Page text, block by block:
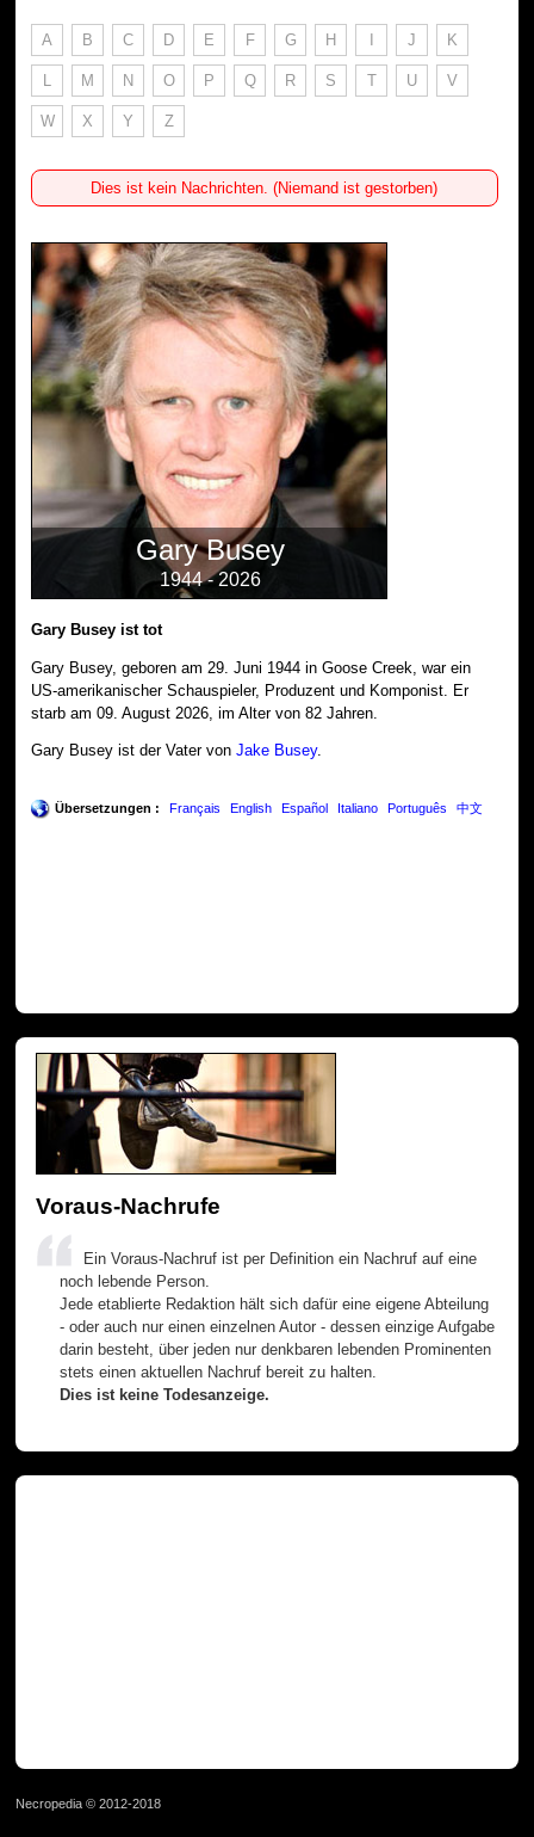
A B C D E F G H I J K
L M N O P Q R S T U V
W X Y Z
Dies ist kein Nachrichten. (Niemand ist gestorben)
Gary Busey
1944 - 2026
Gary Busey ist tot
Gary Busey, geboren am 29. Juni 1944 in Goose Creek, war ein
US-amerikanischer Schauspieler, Produzent und Komponist. Er
starb am 09. August 2026, im Alter von 82 Jahren.
Gary Busey ist der Vater vonJake Busey.
Übersetzungen : Français English Español Italiano Português 中文
Voraus-Nachrufe
Ein Voraus-Nachruf ist per Definition ein Nachruf auf eine
noch lebende Person.
Jede etablierte Redaktion hält sich dafür eine eigene Abteilung
- oder auch nur einen einzelnen Autor - dessen einzige Aufgabe
darin besteht, über jeden nur denkbaren lebenden Prominenten
stets einen aktuellen Nachruf bereit zu halten.
Dies ist keine Todesanzeige.
Necropedia © 2012-2018